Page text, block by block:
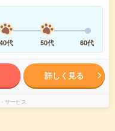
40代 50代 60代
詳しく見る
サービス